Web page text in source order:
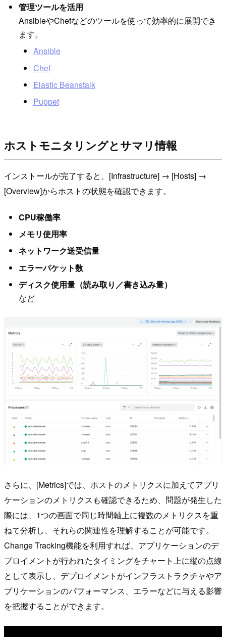
管理ツールを活用
AnsibleやChefなどのツールを使って効率的に展開でき
ます。
Ansible
Chef
Elastic Beanstalk
Puppet
ホストモニタリングとサマリ情報
インストールが完了すると、[Infrastructure] → [Hosts] →
[Overview]からホストの状態を確認できます。
CPU稼働率
メモリ使用率
ネットワーク送受信量
エラーパケット数
ディスク使用量（読み取り／書き込み量）
など
さらに、[Metrics]では、ホストのメトリクスに加えてアプリ
ケーションのメトリクスも確認できるため、問題が発生した
際には、1つの画面で同じ時間軸上に複数のメトリクスを重
ねて分析し、それらの関連性を理解することが可能です。
Change Tracking機能を利用すれば、アプリケーションのデ
プロイメントが行われたタイミングをチャート上に縦の点線
として表示し、デプロイメントがインフラストラクチャやア
プリケーションのパフォーマンス、エラーなどに与える影響
を把握することができます。